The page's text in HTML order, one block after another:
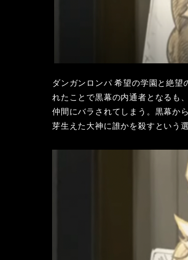
ダンガンロンパ 希望の学園と絶望
れたことで黒幕の内通者となるも
仲間にバラされてしまう。黒幕か
芽生えた大神に誰かを殺すという